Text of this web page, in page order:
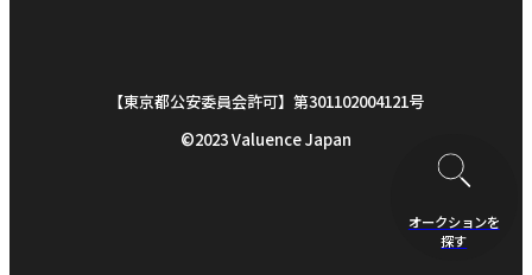
【東京都公安委員会許可】第301102004121号
©︎2023 Valuence Japan
オークションを
探す